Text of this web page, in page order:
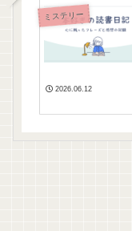
ミステリー
2026.06.12